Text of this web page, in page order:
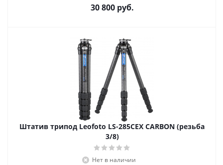
30 800руб.
Штатив трипод Leofoto LS-285CEX CARBON (резьба
3/8)
Нет в наличии